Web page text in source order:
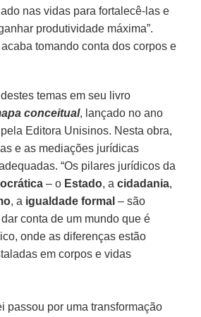
nas vidas para fortalecê-las e
produtividade máxima”.
tomando conta dos corpos e
temas em seu livro
conceitual, lançado no ano
Editora Unisinos. Nesta obra,
e as mediações jurídicas
“Os pilares jurídicos da
– o Estado, acidadania,
, a igualdade formal – são
conta de um mundo que é
onde as diferenças estão
em corpos e vidas
passou por uma transformação